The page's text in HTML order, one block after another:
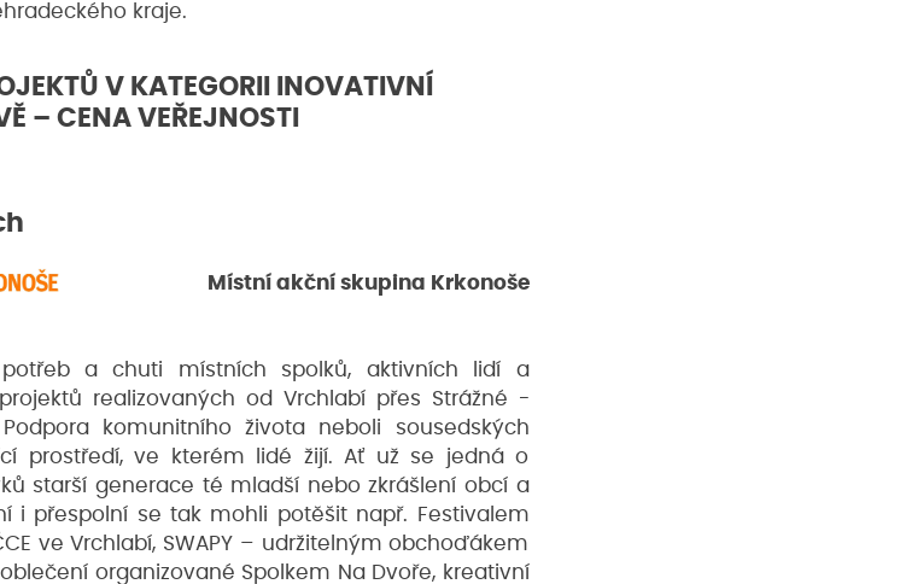
kraje.
V KATEGORII INOVATIVNÍ
– CENA VEŘEJNOSTI
Místní akční skupina Krkonoše
a chuti místních spolků, aktivních lidí a
realizovaných od Vrchlabí přes Strážné -
komunitního života neboli sousedských
prostředí, ve kterém lidé žijí. Ať už se jedná o
starší generace té mladší nebo zkrášlení obcí a
i přespolní se tak mohli potěšit např. Festivalem
ve Vrchlabí, SWAPY – udržitelným obchoďákem
organizované Spolkem Na Dvoře, kreativní